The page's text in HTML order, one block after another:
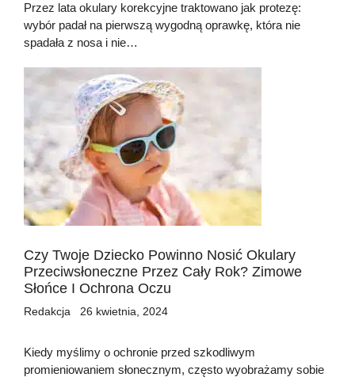
Przez lata okulary korekcyjne traktowano jak protezę:
wybór padał na pierwszą wygodną oprawkę, która nie
spadała z nosa i nie…
Czy Twoje Dziecko Powinno Nosić Okulary
Przeciwsłoneczne Przez Cały Rok? Zimowe
Słońce I Ochrona Oczu
Redakcja 26 kwietnia, 2024
Kiedy myślimy o ochronie przed szkodliwym
promieniowaniem słonecznym, często wyobrażamy sobie